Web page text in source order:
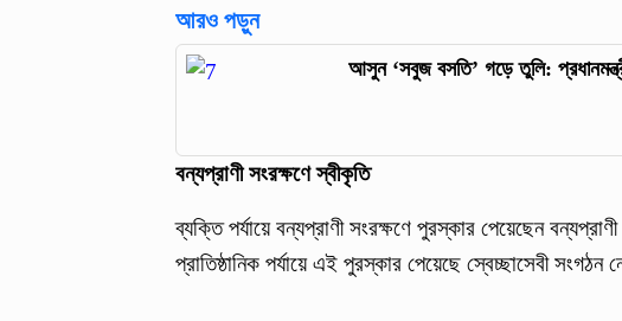
আরও পড়ুন
আসুন ‘সবুজ বসতি’ গড়ে তুলি:
বন্যপ্রাণী সংরক্ষণে স্বীকৃতি
ব্যক্তি পর্যায়ে বন্যপ্রাণী সংরক্ষণে পুরস্কার পেয়েছেন
প্রাতিষ্ঠানিক পর্যায়ে এই পুরস্কার পেয়েছে স্বেচ্ছাসেবী